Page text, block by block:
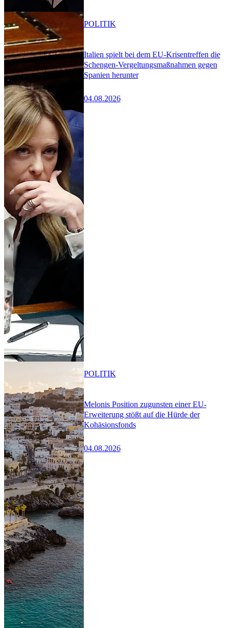
Italien spielt bei dem EU-Krisentreffen die
Schengen-Vergeltungsmaßnahmen gegen
Spanien herunter
04.08.2026
POLITIK
Melonis Position zugunsten einer EU-
Erweiterung stößt auf die Hürde der
Kohäsionsfonds
04.08.2026
POLITIK